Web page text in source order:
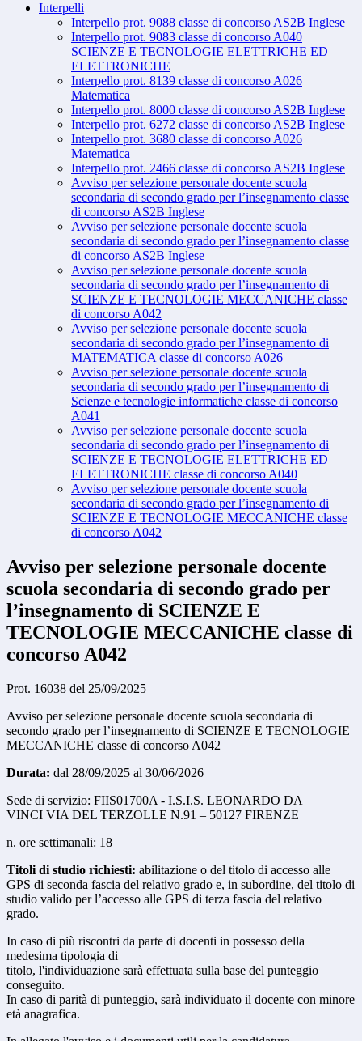
Interpelli
Interpello prot. 9088 classe di concorso AS2B Inglese
Interpello prot. 9083 classe di concorso A040
SCIENZE E TECNOLOGIE ELETTRICHE ED
ELETTRONICHE
Interpello prot. 8139 classe di concorso A026
Matematica
Interpello prot. 8000 classe di concorso AS2B Inglese
Interpello prot. 6272 classe di concorso AS2B Inglese
Interpello prot. 3680 classe di concorso A026
Matematica
Interpello prot. 2466 classe di concorso AS2B Inglese
Avviso per selezione personale docente scuola
secondaria di secondo grado per l’insegnamento classe
di concorso AS2B Inglese
Avviso per selezione personale docente scuola
secondaria di secondo grado per l’insegnamento classe
di concorso AS2B Inglese
Avviso per selezione personale docente scuola
secondaria di secondo grado per l’insegnamento di
SCIENZE E TECNOLOGIE MECCANICHE classe
di concorso A042
Avviso per selezione personale docente scuola
secondaria di secondo grado per l’insegnamento di
MATEMATICA classe di concorso A026
Avviso per selezione personale docente scuola
secondaria di secondo grado per l’insegnamento di
Scienze e tecnologie informatiche classe di concorso
A041
Avviso per selezione personale docente scuola
secondaria di secondo grado per l’insegnamento di
SCIENZE E TECNOLOGIE ELETTRICHE ED
ELETTRONICHE classe di concorso A040
Avviso per selezione personale docente scuola
secondaria di secondo grado per l’insegnamento di
SCIENZE E TECNOLOGIE MECCANICHE classe
di concorso A042
Avviso per selezione personale docente
scuola secondaria di secondo grado per
l’insegnamento di SCIENZE E
TECNOLOGIE MECCANICHE classe di
concorso A042
Prot. 16038 del 25/09/2025
Avviso per selezione personale docente scuola secondaria di
secondo grado per l’insegnamento di SCIENZE E TECNOLOGIE
MECCANICHE classe di concorso A042
Durata: dal 28/09/2025 al 30/06/2026
Sede di servizio: FIIS01700A - I.S.I.S. LEONARDO DA
VINCI VIA DEL TERZOLLE N.91 – 50127 FIRENZE
n. ore settimanali: 18
Titoli di studio richiesti: abilitazione o del titolo di accesso alle
GPS di seconda fascia del relativo grado e, in subordine, del titolo di
studio valido per l’accesso alle GPS di terza fascia del relativo
grado.
In caso di più riscontri da parte di docenti in possesso della
medesima tipologia di
titolo, l'individuazione sarà effettuata sulla base del punteggio
conseguito.
In caso di parità di punteggio, sarà individuato il docente con minore
età anagrafica.